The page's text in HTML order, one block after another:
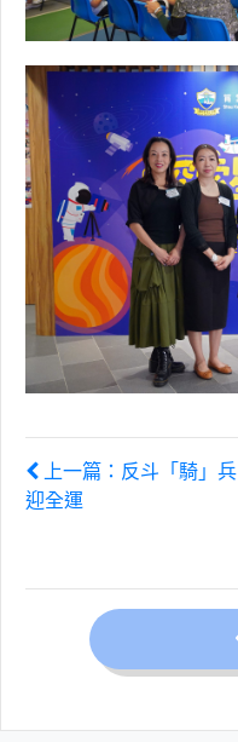
上一篇：反斗「騎」兵
迎全運